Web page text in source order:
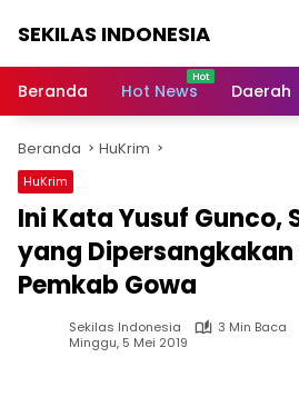
SEKILAS INDONESIA
Terkini,
Latest
World,
Headlines,
News
Today
Beranda Hot News Daerah
Beranda HuKrim
HuKrim
Ini Kata Yusuf Gunco,
yang Dipersangkakan
Pemkab Gowa
Sekilas Indonesia
3 Min Baca
Minggu, 5 Mei 2019